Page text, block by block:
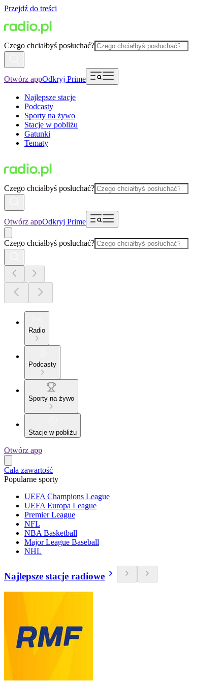
Przejdź do treści
Czego chciałbyś posłuchać?
Otwórz appOdkryj Prime
Najlepsze stacje
Podcasty
Sporty na żywo
Stacje w pobliżu
Gatunki
Tematy
Czego chciałbyś posłuchać?
Otwórz appOdkryj Prime
Czego chciałbyś posłuchać?
Radio
Podcasty
Sporty na żywo
Stacje w pobliżu
Otwórz app
Cała zawartość
Popularne sporty
UEFA Champions League
UEFA Europa League
Premier League
NFL
NBA Basketball
Major League Baseball
NHL
Najlepsze stacje radiowe